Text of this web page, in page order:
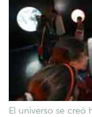
El universo se creó